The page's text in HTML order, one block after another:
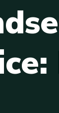
dse
ce: